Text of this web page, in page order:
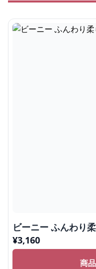
ビーニー ふんわり
¥3,160
商